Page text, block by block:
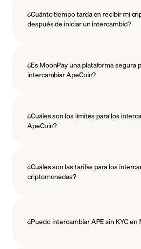
¿Cuánto tiempo tarda en recibir mi
después de iniciar un intercambio?
¿Es MoonPay una plataforma segura
intercambiar ApeCoin?
salvaguardar
¿Cuáles son los límites para los
ApeCoin?
¿Cuáles son las tarifas para los
criptomonedas?
¿Puedo intercambiar APE sin KYC en